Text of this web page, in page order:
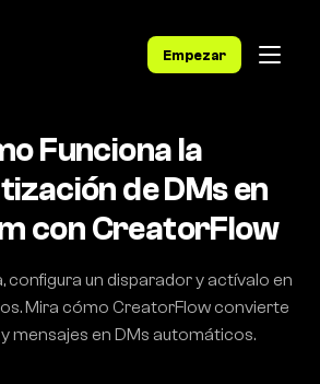
Empezar
Funciona la
de DMs en
con CreatorFlow
configura un disparador y actívalo en
Mira cómo CreatorFlow convierte
mensajes en DMs automáticos.